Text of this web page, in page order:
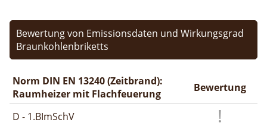
Bewertung von Emissionsdaten und Wirkungsgrad
Braunkohlenbriketts
Norm DIN EN 13240 (Zeitbrand):
Raumheizer mit Flachfeuerung
Bewertung
D - 1.BImSchV